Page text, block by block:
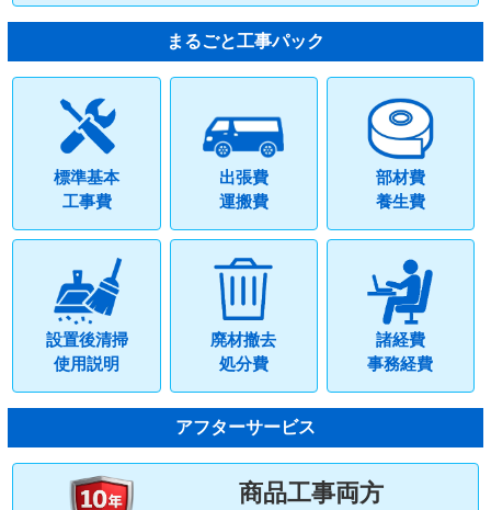
まるごと工事パック
標準基本
工事費
出張費
運搬費
部材費
養生費
設置後清掃
使用説明
廃材撤去
処分費
諸経費
事務経費
アフターサービス
商品工事両方